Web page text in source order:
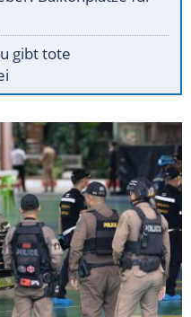
gibt tote